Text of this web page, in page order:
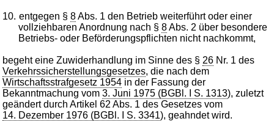
10. entgegen §8Abs. 1 den Betrieb weiterführt oder einer
vollziehbaren Anordnung nach §8Abs. 2 über besondere
Betriebs- oder Beförderungspflichten nicht nachkommt,
begeht eine Zuwiderhandlung im Sinne des § 26 Nr. 1 des
Verkehrssicherstellungsgesetzes, die nach dem
Wirtschaftsstrafgesetz 1954 in der Fassung der
Bekanntmachung vom3. Juni 1975 (BGBl. I S. 1313), zuletzt
geändert durch Artikel 62 Abs. 1 des Gesetzes vom
14. Dezember 1976 (BGBl. I S. 3341), geahndet wird.